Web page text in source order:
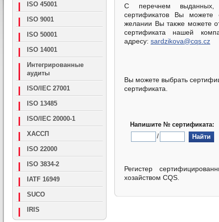
С перечнем выданных,
сертификатов Вы можете
желании Вы также можете
сертификата нашей
адресу: sardzikova@cqs.cz
Вы можете выбрать
сертификата.
Напишите № сертификата:
/
Регистер
хозайством CQS.
ISO 45001
ISO 9001
ISO 50001
ISO 14001
Интегрированные
аудиты
ISO/IEC 27001
ISO 13485
ISO/IEC 20000-1
ХАССП
ISO 22000
ISO 3834-2
IATF 16949
SUCO
IRIS